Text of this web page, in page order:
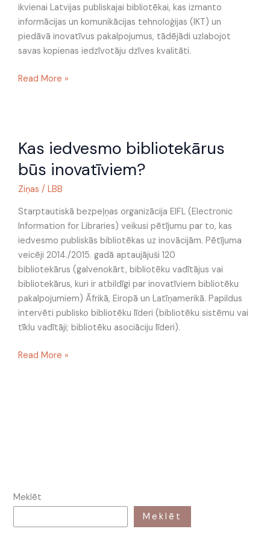
ikvienai Latvijas publiskajai bibliotēkai, kas izmanto
informācijas un komunikācijas tehnoloģijas (IKT) un
piedāvā inovatīvus pakalpojumus, tādējādi uzlabojot
savas kopienas iedzīvotāju dzīves kvalitāti.
Read More »
Kas iedvesmo bibliotekārus
būs inovatīviem?
Ziņas / LBB
Starptautiskā bezpeļņas organizācija EIFL (Electronic
Information for Libraries) veikusi pētījumu par to, kas
iedvesmo publiskās bibliotēkas uz inovācijām. Pētījuma
veicēji 2014./2015. gadā aptaujājuši 120
bibliotekārus (galvenokārt, bibliotēku vadītājus vai
bibliotekārus, kuri ir atbildīgi par inovatīviem bibliotēku
pakalpojumiem) Āfrikā, Eiropā un Latīņamerikā. Papildus
intervēti publisko bibliotēku līderi (bibliotēku sistēmu vai
tīklu vadītāji; bibliotēku asociāciju līderi).
iedvesmo
būs
inovatīviem?
Read More »
Meklēt
Meklēt